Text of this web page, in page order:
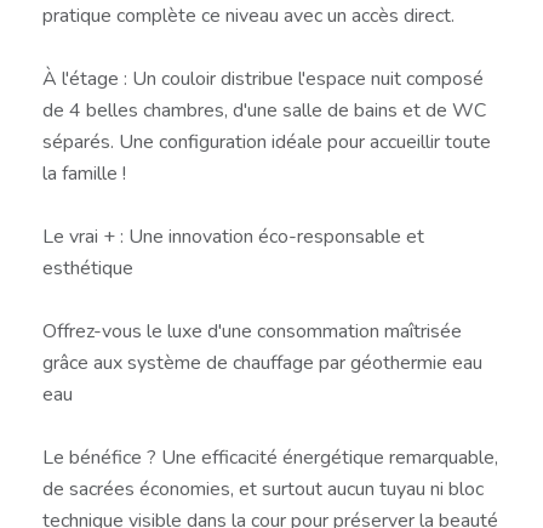
pratique complète ce niveau avec un accès direct.
À l'étage : Un couloir distribue l'espace nuit composé
de 4 belles chambres, d'une salle de bains et de WC
séparés. Une configuration idéale pour accueillir toute
la famille !
Le vrai + : Une innovation éco-responsable et
esthétique
Offrez-vous le luxe d'une consommation maîtrisée
grâce aux système de chauffage par géothermie eau
eau
Le bénéfice ? Une efficacité énergétique remarquable,
de sacrées économies, et surtout aucun tuyau ni bloc
technique visible dans la cour pour préserver la beauté